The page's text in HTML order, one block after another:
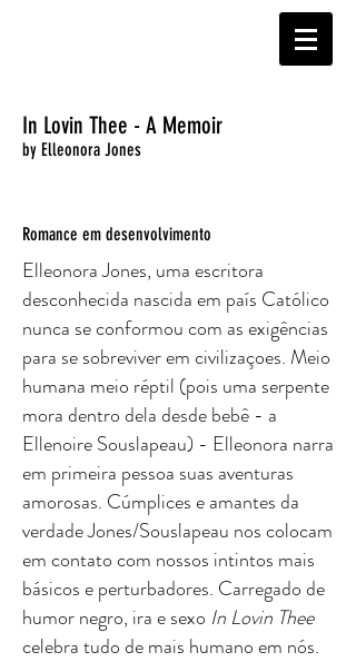
In Lovin Thee - A Memoir
by Elleonora Jones
Romance em desenvolvimento
Elleonora Jones, uma escritora
desconhecida nascida em país Católico
nunca se conformou com as exigências
para se sobreviver em civilizaçoes. Meio
humana meio réptil (pois uma serpente
mora dentro dela desde bebê - a
Ellenoire Souslapeau) - Elleonora narra
em primeira pessoa suas aventuras
amorosas. Cúmplices e amantes da
verdade Jones/Souslapeau nos colocam
em contato com nossos intintos mais
básicos e perturbadores. Carregado de
humor negro, ira e sexo In Lovin Thee
celebra tudo de mais humano em nós.